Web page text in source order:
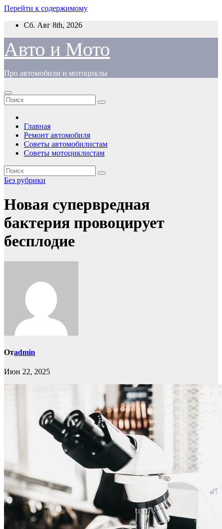
Перейти к содержимому
Сб. Авг 8th, 2026
Авто и Мото
Про автомобили и мотоциклы
Главная
Ремонт автомобиля
Советы автомобилистам
Советы мотоциклистам
Без рубрики
Новая супервредная
бактерия провоцирует
бесплодие
Отadmin
Июн 22, 2025